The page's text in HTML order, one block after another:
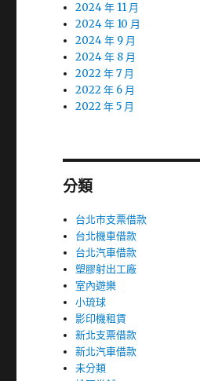
2024 年 11 月
2024 年 10 月
2024 年 9 月
2024 年 8 月
2022 年 7 月
2022 年 6 月
2022 年 5 月
分類
台北市支票借款
台北機車借款
台北汽車借款
塑膠射出工廠
室內遊樂
小琉球
影印機租賃
新北支票借款
新北汽車借款
未分類